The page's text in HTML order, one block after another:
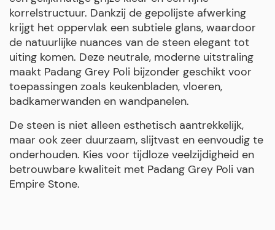
korrelstructuur. Dankzij de gepolijste afwerking
krijgt het oppervlak een subtiele glans, waardoor
de natuurlijke nuances van de steen elegant tot
uiting komen. Deze neutrale, moderne uitstraling
maakt Padang Grey Poli bijzonder geschikt voor
toepassingen zoals keukenbladen, vloeren,
badkamerwanden en wandpanelen.
De steen is niet alleen esthetisch aantrekkelijk,
maar ook zeer duurzaam, slijtvast en eenvoudig te
onderhouden. Kies voor tijdloze veelzijdigheid en
betrouwbare kwaliteit met Padang Grey Poli van
Empire Stone.